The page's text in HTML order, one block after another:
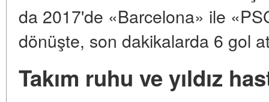
da 2017'de «Barcelona» ile
dönüşte, son dakikalarda 6 gol
Takım ruhu ve yıldız